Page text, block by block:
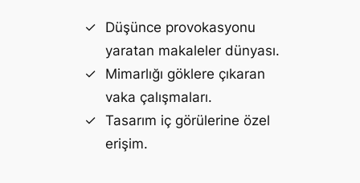
Düşünce provokasyonu
yaratan makaleler dünyası.
Mimarlığı göklere çıkaran
vaka çalışmaları.
Tasarım iç görülerine özel
erişim.